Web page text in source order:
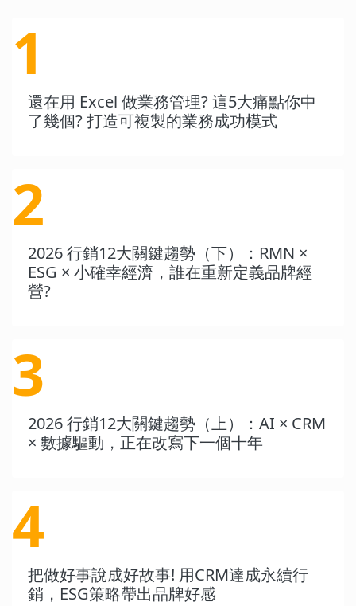
1
還在用 Excel 做業務管理? 這5大痛點你中
了幾個? 打造可複製的業務成功模式
2
2026 行銷12大關鍵趨勢（下）：RMN ×
ESG × 小確幸經濟，誰在重新定義品牌經
營?
3
2026 行銷12大關鍵趨勢（上）：AI × CRM
× 數據驅動，正在改寫下一個十年
4
把做好事說成好故事! 用CRM達成永續行
銷，ESG策略帶出品牌好感